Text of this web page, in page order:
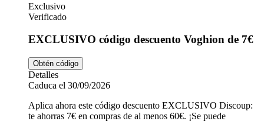
Exclusivo
Verificado
EXCLUSIVO código descuento Voghion de 7€
Obtén código
Detalles
Caduca el 30/09/2026
Aplica ahora este código descuento EXCLUSIVO Discoup:
te ahorras 7€ en compras de al menos 60€. ¡Se puede